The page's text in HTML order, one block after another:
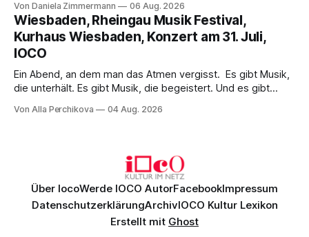
psychologische Tiefe mit starken Bildern, getragen von
einem spielfreudigen Ensemble und einer musikalisch
überzeugenden Gesamtleistung.
Von Daniela Zimmermann 06 Aug. 2026
Wiesbaden, Rheingau Musik Festival,
Kurhaus Wiesbaden, Konzert am 31. Juli,
IOCO
Ein Abend, an dem man das Atmen vergisst. Es gibt Musik,
die unterhält. Es gibt Musik, die begeistert. Und es gibt
Genau so war der Abend im Kurhaus Wiesbaden, an dem
Von Alla Perchikova 04 Aug. 2026
Über IocoWerde IOCO AutorFacebookImpressum
DatenschutzerklärungArchivIOCO Kultur Lexikon
Erstellt mit Ghost